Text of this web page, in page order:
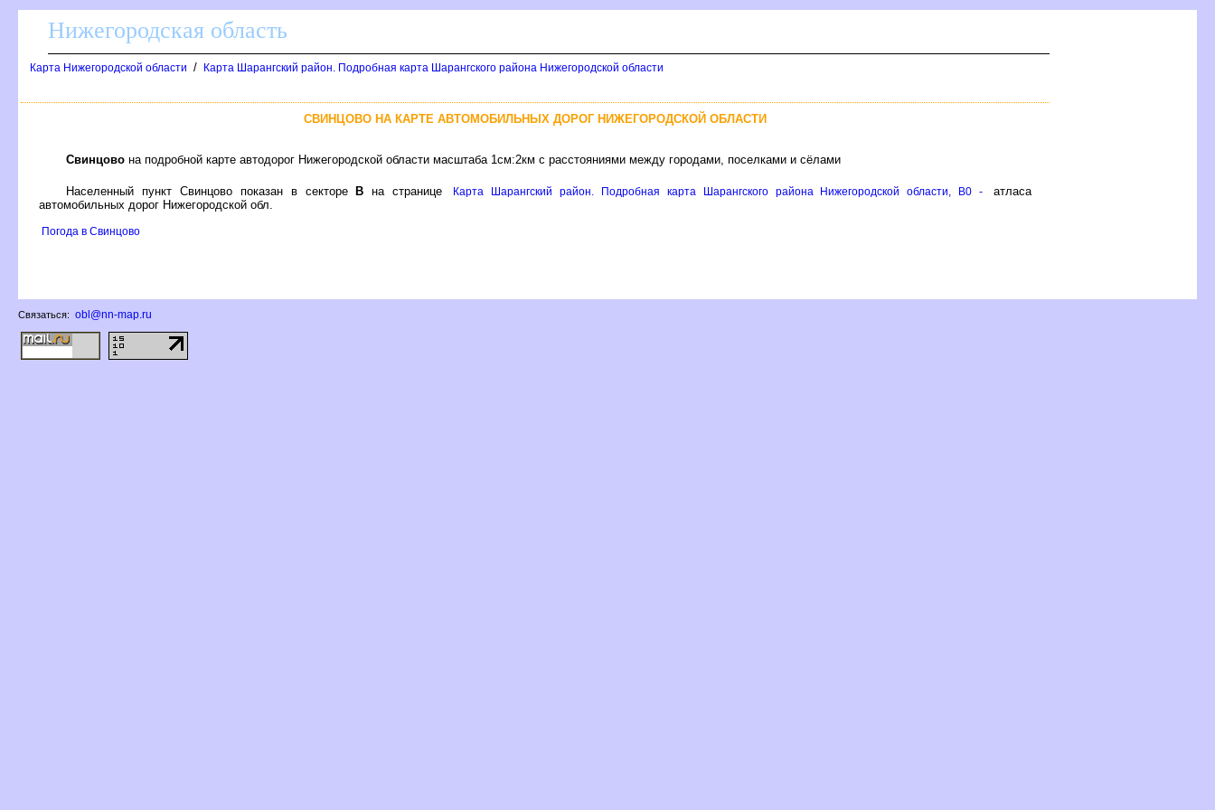
Нижегородская область
Карта Нижегородской области / Карта Шарангский район. Подробная карта Шарангского района Нижегородской области
СВИНЦОВО НА КАРТЕ АВТОМОБИЛЬНЫХ ДОРОГ НИЖЕГОРОДСКОЙ ОБЛАСТИ
Свинцово на подробной карте автодорог Нижегородской области масштаба 1см:2км с расстояниями между городами, поселками и сёлами
Населенный пункт Свинцово показан в секторе на странице Карта Шарангский район. Подробная карта Шарангского района Нижегородской области, B0 -
атласа
автомобильных дорог Нижегородской обл.
Погода в Свинцово
Связаться: obl@nn-map.ru